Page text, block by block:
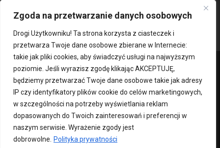
Zgoda na przetwarzanie danych osobowych
Drogi Użytkowniku! Ta strona korzysta z ciasteczek i
przetwarza Twoje dane osobowe zbierane w Internecie:
takie jak pliki cookies, aby świadczyć usługi na najwyższym
poziomie. Jeśli wyrazisz zgodę klikając AKCEPTUJĘ,
będziemy przetwarzać Twoje dane osobowe takie jak adresy
IP czy identyfikatory plików cookie do celów marketingowych,
w szczególności na potrzeby wyświetlania reklam
dopasowanych do Twoich zainteresowań i preferencji w
naszym serwisie. Wyrażenie zgody jest
dobrowolne.
Polityka prywatności
Atrakcje turystyczne
670